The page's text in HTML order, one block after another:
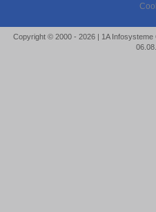
Copyright © 2000 - 2026 | 1A